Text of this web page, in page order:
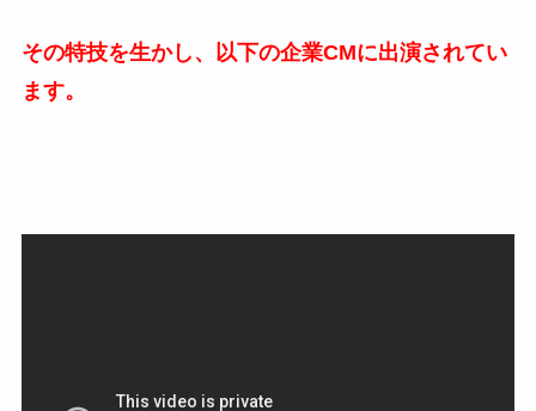
その特技を生かし、以下の企業CMに出演されてい
ます。